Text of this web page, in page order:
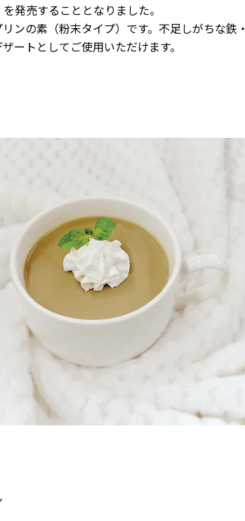
発売することとなりました。
ンの素（粉末タイプ）です。不足しがちな鉄・
ートとしてご使用いただけます。